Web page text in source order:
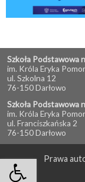
Szkoła Podstawowa
im. Króla Eryka
ul. Szkolna 12
76-150 Darłowo
Szkoła Podstawowa
im. Króla Eryka
ul. Franciszkańska 2
76-150 Darłowo
Prawa
